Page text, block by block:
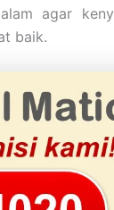
agar
baik.